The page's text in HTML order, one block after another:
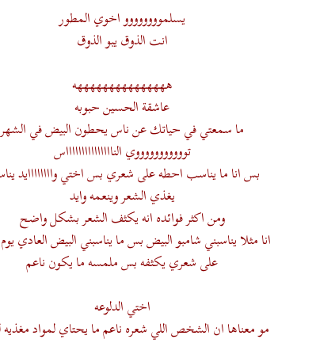
يسلموووووووو اخوي المطور
انت الذوق يبو الذوق
هههههههههههههههه
عاشقة الحسين حبوبه
ما سمعتي في حياتك عن ناس يحطون البيض في الشهر
توووووووووووي الناااااااااااااااس
بس انا ما يناسب احطه على شعري بس اختي واااااااايد
يغذي الشعر وينعمه وايد
ومن اكثر فوائده انه يكثف الشعر بشكل واضح
انا مثلا يناسبني شامبو البيض بس ما يناسبني البيض العادي
على شعري يكثفه بس ملمسه ما يكون ناعم
اختي الدلوعه
مو معناها ان الشخص اللي شعره ناعم ما يحتاي لمواد